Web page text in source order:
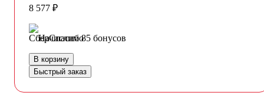
8 577 ₽
Начислим 85 бонусов
В корзину
Быстрый заказ